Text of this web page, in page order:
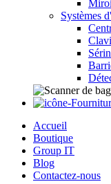
Systèmes
Accueil
Boutique
Group IT
Blog
Contactez-nous